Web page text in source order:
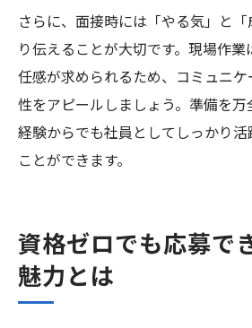
さらに、面接時には「やる気」と
り伝えることが大切です。現場作
任感が求められるため、コミュニ
性をアピールしましょう。準備を
経験からでも社員としてしっかり
ことができます。
資格ゼロでも応募で
魅力とは